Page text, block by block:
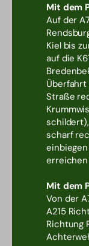
Mit dem
Auf der
Kiel bis
auf die
Straße
scharf
erreichen
Mit dem
Von der
A215
Richtung